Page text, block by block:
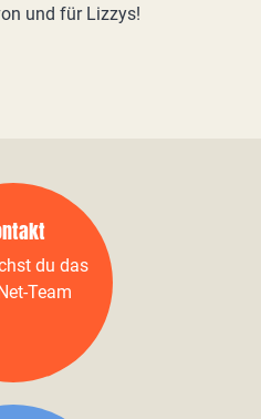
und für Lizzys!
du das
Team